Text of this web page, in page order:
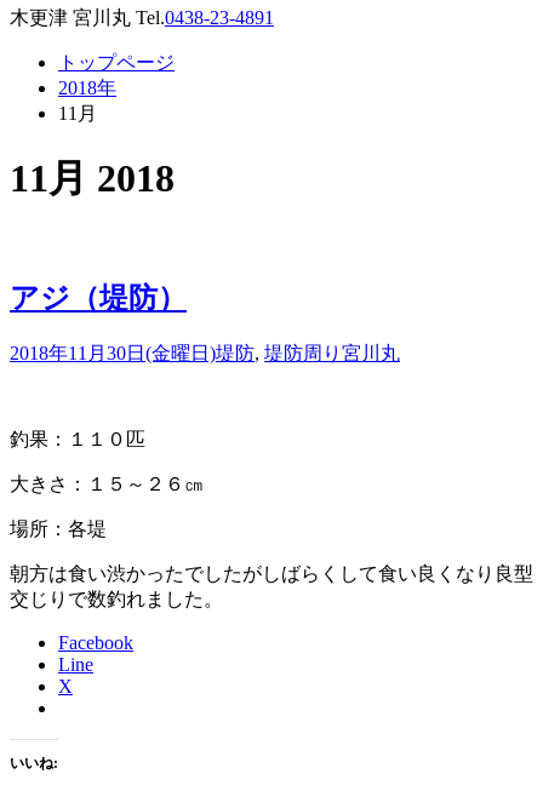
木更津 宮川丸 Tel.0438-23-4891
トップページ
2018年
11月
11月 2018
アジ（堤防）
2018年11月30日(金曜日)堤防, 堤防周り 宮川丸
釣果：１１０匹
大きさ：１５～２６㎝
場所：各堤
朝方は食い渋かったでしたがしばらくして食い良くなり良型
交じりで数釣れました。
Facebook
Line
X
いいね: